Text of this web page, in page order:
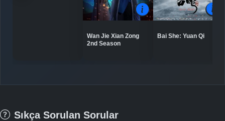
Wan Jie Xian Zong
2nd Season
Bai She: Yuan Qi
Sıkça Sorulan Sorular